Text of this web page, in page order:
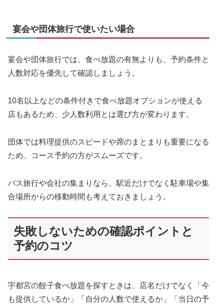
宴会や団体旅行で使いたい場合
宴会や団体旅行では、食べ放題の有無よりも、予約条件と
人数対応を優先して確認しましょう。
10名以上などの条件付きで食べ放題オプションが使える
店もあるため、少人数利用とは選び方が変わります。
団体では料理提供のスピードや席のまとまりも重要になる
ため、コース予約の方がスムーズです。
バス旅行や会社の集まりなら、駅近だけでなく駐車場や集
合場所からの移動時間も考えておきましょう。
失敗しないための確認ポイントと
予約のコツ
宇都宮の餃子食べ放題を探すときは、店名だけでなく「今
も提供しているか」「自分の人数で使えるか」「当日の予